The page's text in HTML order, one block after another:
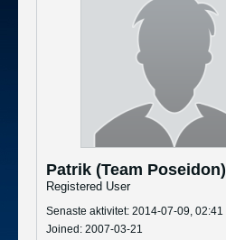
Patrik (Team Poseidon)
Registered User
Senaste aktivitet: 2014-07-09, 02:41
Joined: 2007-03-21